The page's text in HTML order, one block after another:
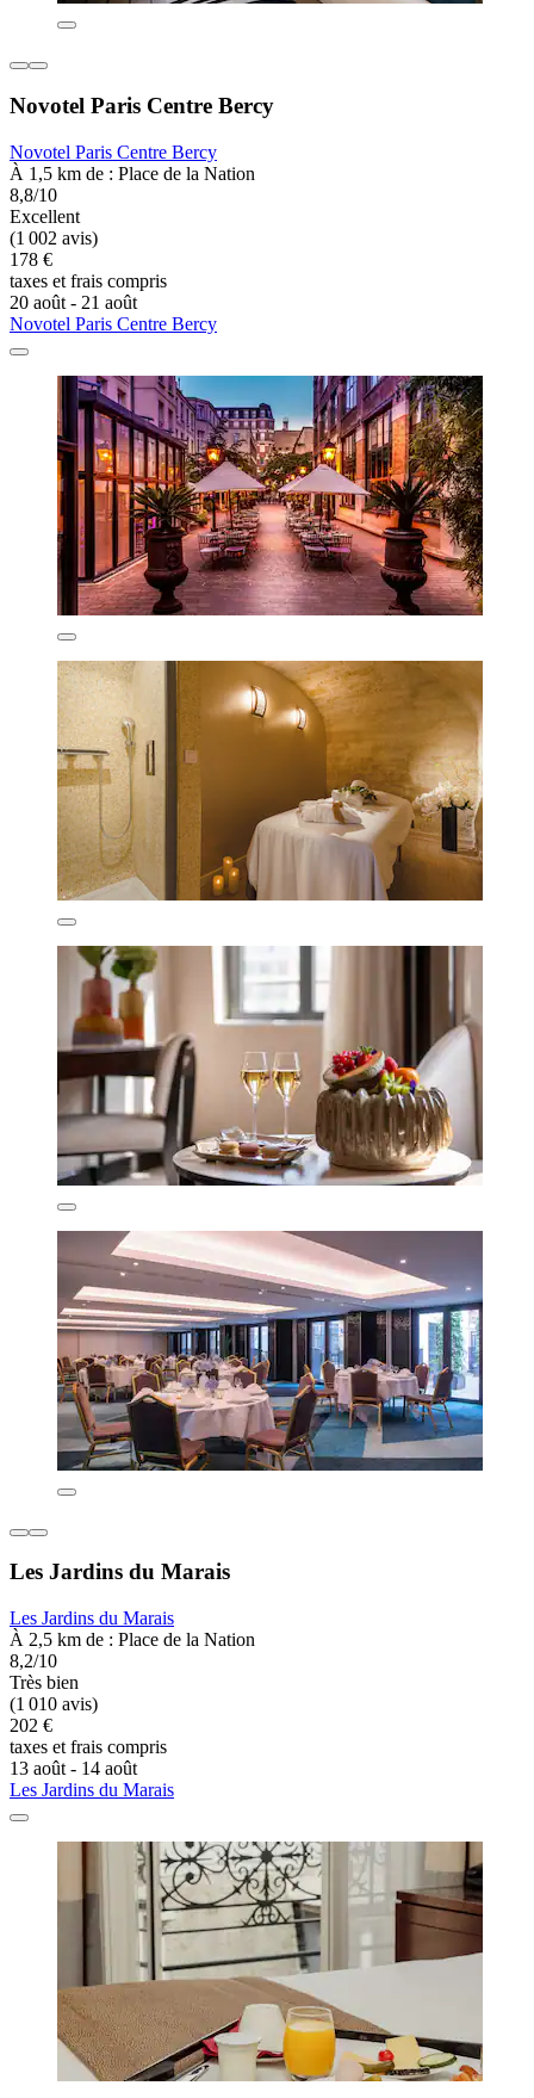
Novotel Paris Centre Bercy
Novotel Paris Centre Bercy
À 1,5 km de : Place de la Nation
8,8/10
Excellent
(1 002 avis)
178 €
taxes et frais compris
20 août - 21 août
Novotel Paris Centre Bercy
Les Jardins du Marais
Les Jardins du Marais
À 2,5 km de : Place de la Nation
8,2/10
Très bien
(1 010 avis)
202 €
taxes et frais compris
13 août - 14 août
Les Jardins du Marais